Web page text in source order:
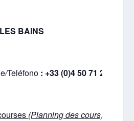
BAINS
/Teléfono : +33 (0)4 50 71 23 25
(Planning des cours)